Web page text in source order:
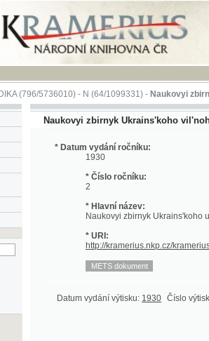
(796/5736010) -N(64/1099331) -Naukovyi zbirnyk
Naukovyi zbirnyk Ukrains'koho vil'noho
1930
* Číslo ročníku:
* Hlavní název:
* URI:
http://kramerius.nkp.cz/kramerius/
Datum vydání výtisku:1930 Číslo výtisku: